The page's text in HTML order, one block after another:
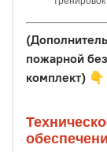
пожарной
комплект) 👇